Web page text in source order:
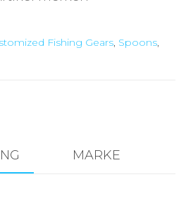
Fishing Gears, Spoons,
MARKE